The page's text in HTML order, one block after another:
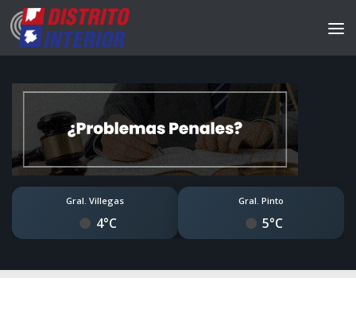
Gral. Villegas
4°C
Gral. Pinto
5°C